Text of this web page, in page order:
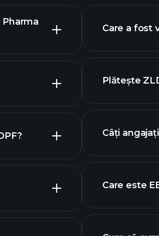
Care a fost
Plătește
Câți
Care este